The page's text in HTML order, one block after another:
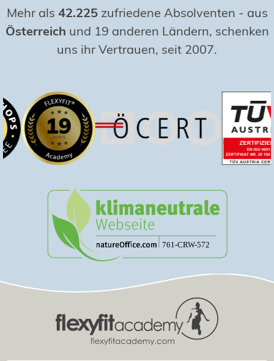
Mehr als 42.225 zufriedene Absolventen - aus
Österreich und 19 anderen Ländern, schenken
uns ihr Vertrauen, seit 2007.